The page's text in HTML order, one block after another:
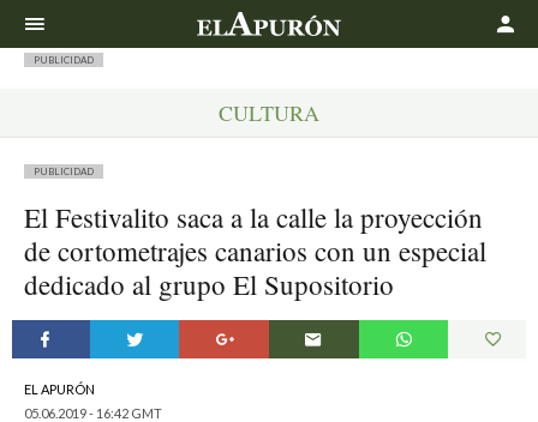
PUBLICIDAD
CULTURA
PUBLICIDAD
El Festivalito saca a la calle la proyección
de cortometrajes canarios con un especial
dedicado al grupo El Supositorio
EL APURÓN
05.06.2019 - 16:42 GMT